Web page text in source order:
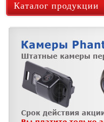
Каталог продукции